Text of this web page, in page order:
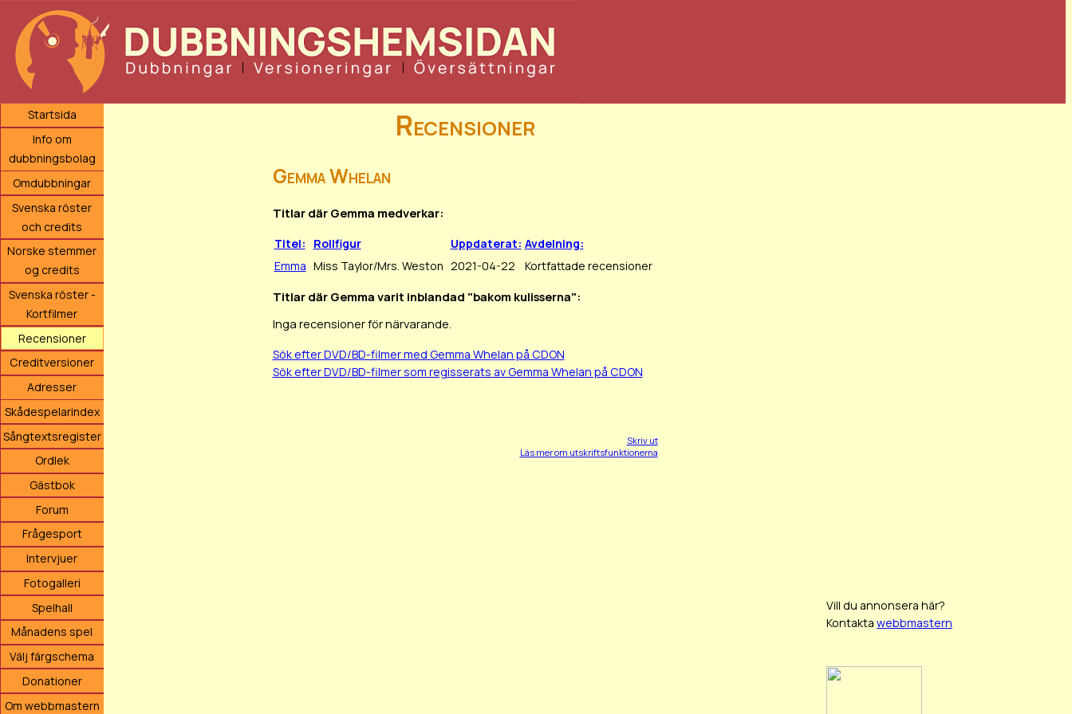
Startsida
Info om
dubbningsbolag
Omdubbningar
Svenska röster
och credits
Norske stemmer
og credits
Svenska röster -
Kortfilmer
Recensioner
Creditversioner
Adresser
Skådespelarindex
Sångtextsregister
Ordlek
Gästbok
Forum
Frågesport
Intervjuer
Fotogalleri
Spelhall
Månadens spel
Välj färgschema
Donationer
Om webbmastern
Recensioner
Gemma Whelan
Titlar där Gemma medverkar:
Titel: Rollfigur Uppdaterat: Avdelning:
Emma Miss Taylor/Mrs. Weston 2021-04-22 Kortfattade recensioner
Titlar där Gemma varit inblandad "bakom kulisserna":
Inga recensioner för närvarande.
Sök efter DVD/BD-filmer med Gemma Whelan på CDON
Sök efter DVD/BD-filmer som regisserats av Gemma Whelan på CDON
Skriv ut
Läs mer om utskriftsfunktionerna
Vill du annonsera här?
Kontakta webbmastern